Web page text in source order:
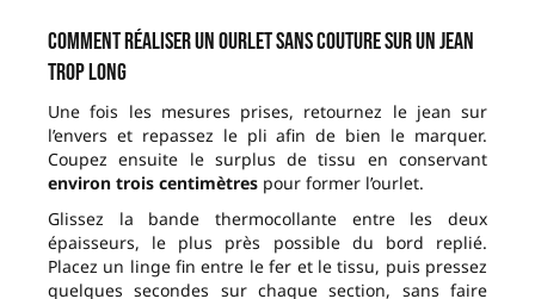
Comment réaliser un ourlet sans couture sur un jean
trop long
Une fois les mesures prises, retournez le jean sur
l’envers et repassez le pli afin de bien le marquer.
Coupez ensuite le surplus de tissu en conservant
environ trois centimètres pour former l’ourlet.
Glissez la bande thermocollante entre les deux
épaisseurs, le plus près possible du bord replié.
Placez un linge fin entre le fer et le tissu, puis pressez
quelques secondes sur chaque section, sans faire